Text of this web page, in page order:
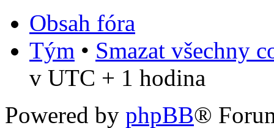
Obsah fóra
Tým • Smazat všechny
v UTC + 1 hodina
Powered by phpBB®